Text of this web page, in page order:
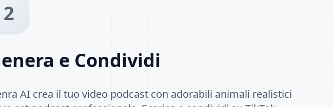
2
e Condividi
AI crea il tuo video podcast con adorabili animali realistici